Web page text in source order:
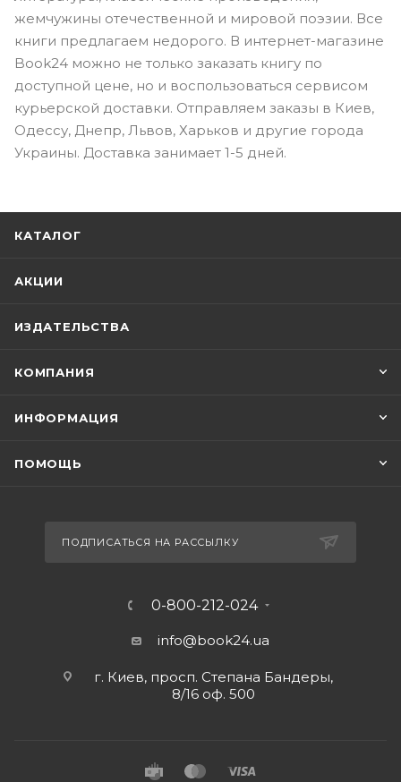
жемчужины отечественной и мировой поэзии. Все
книги предлагаем недорого. В интернет-магазине
Book24 можно не только заказать книгу по
доступной цене, но и воспользоваться сервисом
курьерской доставки. Отправляем заказы в Киев,
Одессу, Днепр, Львов, Харьков и другие города
Украины. Доставка занимает 1-5 дней.
КАТАЛОГ
АКЦИИ
ИЗДАТЕЛЬСТВА
КОМПАНИЯ
ИНФОРМАЦИЯ
ПОМОЩЬ
ПОДПИСАТЬСЯ НА РАССЫЛКУ
0-800-212-024
info@book24.ua
г. Киев, просп. Степана Бандеры,
8/16 оф. 500